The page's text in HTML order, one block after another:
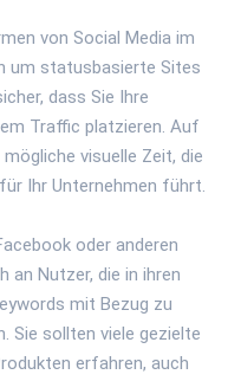
von Social Media im
um statusbasierte Sites
dass Sie Ihre
Traffic platzieren. Auf
visuelle Zeit, die
Ihr Unternehmen führt.
oder anderen
an Nutzer, die in ihren
mit Bezug zu
Sie sollten viele gezielte
erfahren, auch